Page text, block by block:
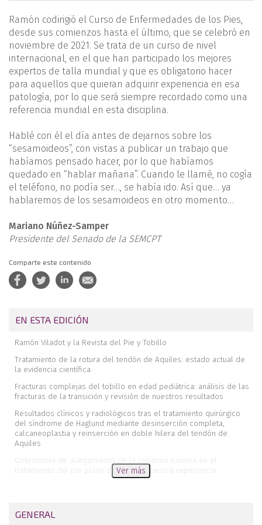
Ramón codirigió el Curso de Enfermedades de los Pies,
desde sus comienzos hasta el último, que se celebró en
noviembre de 2021. Se trata de un curso de nivel
internacional, en el que han participado los mejores
expertos de talla mundial y que es obligatorio hacer
para aquellos que quieran adquirir experiencia en esa
patología, por lo que será siempre recordado como una
referencia mundial en esta disciplina.
Hablé con él el día antes de dejarnos sobre los
“sesamoideos”, con vistas a publicar un trabajo que
habíamos pensado hacer, por lo que habíamos
quedado en “hablar mañana”. Cuando le llamé, no cogía
el teléfono, no podía ser…, se había ido. Así que… ya
hablaremos de los sesamoideos en otro momento…
Mariano Núñez-Samper
Presidente del Senado de la SEMCPT
Comparte este contenido
EN ESTA EDICIÓN
Ramón Viladot y la Revista del Pie y Tobillo
Tratamiento de la rotura del tendón de Aquiles: estado actual de
la evidencia científica
Fracturas complejas del tobillo en edad pediátrica: análisis de las
fracturas de la transición y revisión de nuestros resultados
Resultados clínicos y radiológicos tras el tratamiento quirúrgico
del síndrome de Haglund mediante desinserción completa,
calcaneoplastia y reinserción en doble hilera del tendón de
Aquiles
Osteotomía de alargamiento de la columna externa en el
tratamiento del pie plano del adulto: nuestra experiencia
dedos debida a un osteofito talar en un maratoniano. A propósito
Ver más
GENERAL